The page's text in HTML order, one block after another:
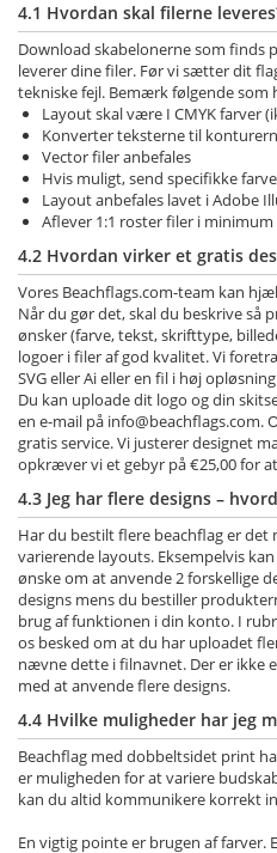
4.1 Hvordan skal filerne
Download skabelonerne som finds
leverer dine filer. Før vi sætter dit
tekniske fejl. Bemærk følgende
Layout skal være I CMYK farver
Konverter teksterne til
Vector filer anbefales
Hvis muligt, send specifikke
Layout anbefales lavet i Adobe
Aflever 1:1 roster filer i minimum
4.2 Hvordan virker et gratis
Vores Beachflags.com-team kan
Når du gør det, skal du beskrive så
ønsker (farve, tekst, skrifttype,
logoer i filer af god kvalitet. Vi
SVG eller Ai eller en fil i høj
Du kan uploade dit logo og din
en e-mail på info@beachflags.com.
gratis service. Vi justerer designet
opkræver vi et gebyr på €25,00 for
4.3 Jeg har flere designs –
Har du bestilt flere beachflag er det
varierende layouts. Eksempelvis
ønske om at anvende 2 forskellige
designs mens du bestiller
brug af funktionen i din konto. I
os besked om at du har uploadet
nævne dette i filnavnet. Der er ikke
med at anvende flere designs.
4.4 Hvilke muligheder har jeg
Beachflag med dobbeltsidet print
er muligheden for at variere
kan du altid kommunikere korrekt
En vigtig pointe er brugen af farver.